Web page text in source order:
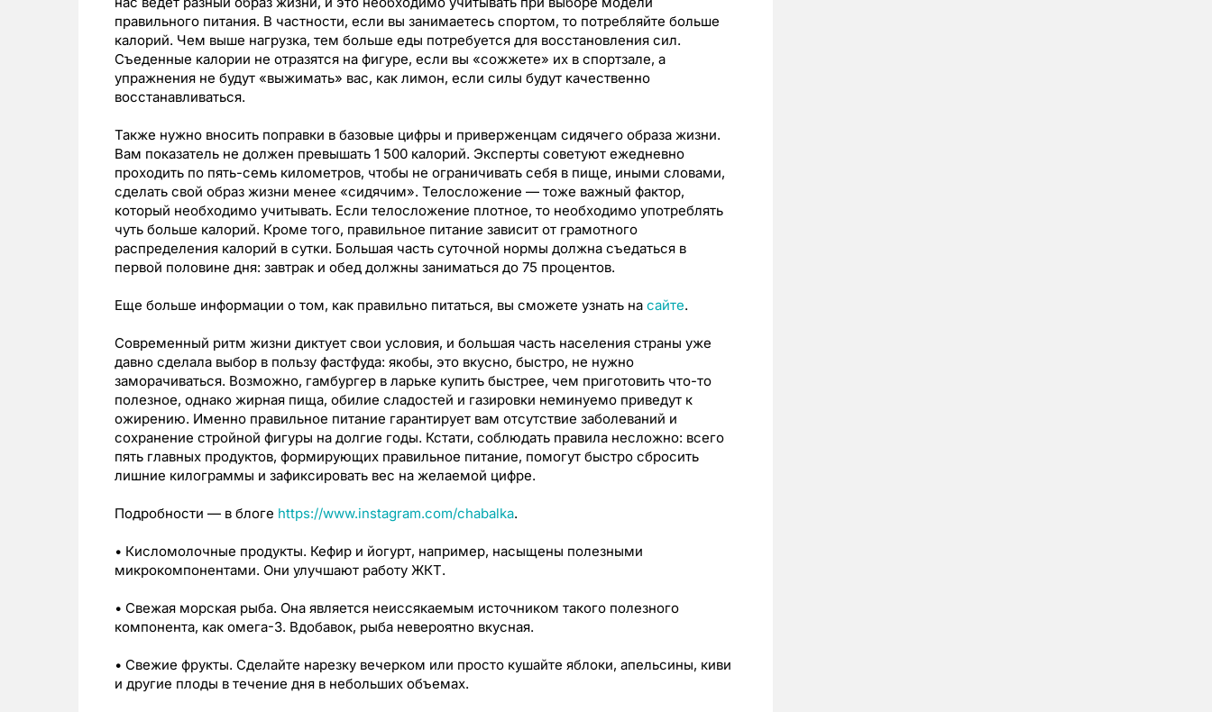
правильного питания. В частности, если вы занимаетесь спортом, то потребляйте больше
калорий. Чем выше нагрузка, тем больше еды потребуется для восстановления сил.
Съеденные калории не отразятся на фигуре, если вы «сожжете» их в спортзале, а
упражнения не будут «выжимать» вас, как лимон, если силы будут качественно
восстанавливаться.
Также нужно вносить поправки в базовые цифры и приверженцам сидячего образа жизни.
Вам показатель не должен превышать 1 500 калорий. Эксперты советуют ежедневно
проходить по пять-семь километров, чтобы не ограничивать себя в пище, иными словами,
сделать свой образ жизни менее «сидячим». Телосложение — тоже важный фактор,
который необходимо учитывать. Если телосложение плотное, то необходимо употреблять
чуть больше калорий. Кроме того, правильное питание зависит от грамотного
распределения калорий в сутки. Большая часть суточной нормы должна съедаться в
первой половине дня: завтрак и обед должны заниматься до 75 процентов.
Еще больше информации о том, как правильно питаться, вы сможете узнать на сайте.
Современный ритм жизни диктует свои условия, и большая часть населения страны уже
давно сделала выбор в пользу фастфуда: якобы, это вкусно, быстро, не нужно
заморачиваться. Возможно, гамбургер в ларьке купить быстрее, чем приготовить что-то
полезное, однако жирная пища, обилие сладостей и газировки неминуемо приведут к
ожирению. Именно правильное питание гарантирует вам отсутствие заболеваний и
сохранение стройной фигуры на долгие годы. Кстати, соблюдать правила несложно: всего
пять главных продуктов, формирующих правильное питание, помогут быстро сбросить
лишние килограммы и зафиксировать вес на желаемой цифре.
Подробности — в блоге https://www.instagram.com/chabalka.
• Кисломолочные продукты. Кефир и йогурт, например, насыщены полезными
микрокомпонентами. Они улучшают работу ЖКТ.
• Свежая морская рыба. Она является неиссякаемым источником такого полезного
компонента, как омега-3. Вдобавок, рыба невероятно вкусная.
• Свежие фрукты. Сделайте нарезку вечерком или просто кушайте яблоки, апельсины, киви
и другие плоды в течение дня в небольших объемах.